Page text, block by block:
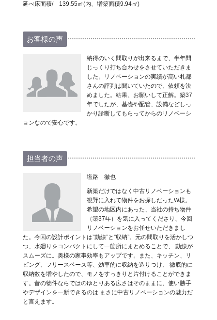
延べ床面積/ 139.55㎡(内、増築面積9.94㎡)
お客様の声
納得のいく間取りが出来るまで、半年間
じっくり打ち合わせをさせていただきま
した。リノベーションの実績が高い札都
さんの評判は聞いていたので、依頼を決
めました。結果、お願いして正解。築37
年でしたが、基礎や配管、設備などしっ
かり診断してもらってからのリノベーシ
ョンなので安心です。
担当者の声
塩路 徹也
新築だけではなく中古リノベーションも
視野に入れて物件をお探しだったW様。
希望の地区内にあった、当社の持ち物件
（築37年）を気に入ってくださり、今回
リノベーションをお任せいただきまし
た。今回の設計ポイントは”動線”と”収納”。元の間取りを活かしつ
つ、水廻りをコンパクトにして一箇所にまとめることで、 動線が
スムーズに。奥様の家事効率もアップです。また、キッチン、リ
ビング、フリースペース等、効率的に収納を造りつけ、 徹底的に
収納数を増やしたので、モノをすっきりと片付けることができま
す。昔の物件ならではのゆとりある広さはそのままに、使い勝手
やデザインを一新できるのは まさに中古リノベーションの魅力だ
と言えます。